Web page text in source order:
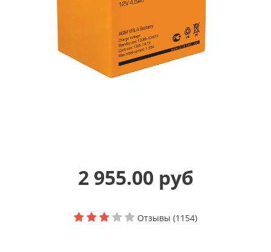
2 955.00 руб
Отзывы (1154)